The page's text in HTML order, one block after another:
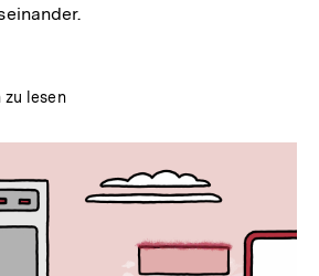
zu lesen